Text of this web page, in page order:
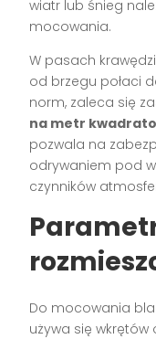
wiatr lub śnieg
mocowania.
W pasach
od brzegu połaci
norm, zaleca się
na metr
pozwala na
odrywaniem pod
czynników
Do mocowania
używa się